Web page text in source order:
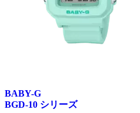
BABY-G
BGD-10 シリーズ